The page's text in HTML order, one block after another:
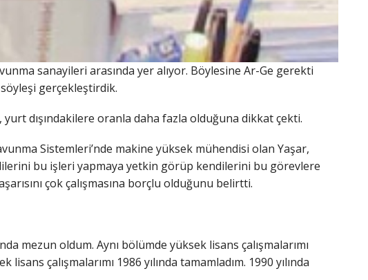
sanayileri arasında yer alıyor. Böylesine Ar-Ge gerekti
gerçekleştirdik.
yurt dışındakilere oranla daha fazla olduğuna dikkat çekti.
Sistemleri’nde makine yüksek mühendisi olan Yaşar,
bu işleri yapmaya yetkin görüp kendilerini bu görevlere
çok çalışmasına borçlu olduğunu belirtti.
mezun oldum. Aynı bölümde yüksek lisans çalışmalarımı
çalışmalarımı 1986 yılında tamamladım. 1990 yılında